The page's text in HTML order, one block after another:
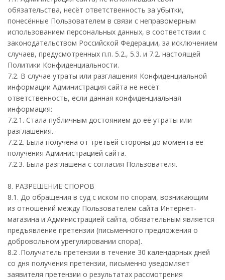
обязательства, несёт ответственность за убытки,
понесённые Пользователем в связи с неправомерным
использованием персональных данных, в соответствии с
законодательством Российской Федерации, за исключением
случаев, предусмотренных п.п. 5.2., 5.3. и 7.2. настоящей
Политики Конфиденциальности.
7.2. В случае утраты или разглашения Конфиденциальной
информации Администрация сайта не несёт
ответственность, если данная конфиденциальная
информация:
7.2.1. Стала публичным достоянием до её утраты или
разглашения.
7.2.2. Была получена от третьей стороны до момента её
получения Администрацией сайта.
7.2.3. Была разглашена с согласия Пользователя.
8. РАЗРЕШЕНИЕ СПОРОВ
8.1. До обращения в суд с иском по спорам, возникающим
из отношений между Пользователем сайта Интернет-
магазина и Администрацией сайта, обязательным является
предъявление претензии (письменного предложения о
добровольном урегулировании спора).
8.2 .Получатель претензии в течение 30 календарных дней
со дня получения претензии, письменно уведомляет
заявителя претензии о результатах рассмотрения